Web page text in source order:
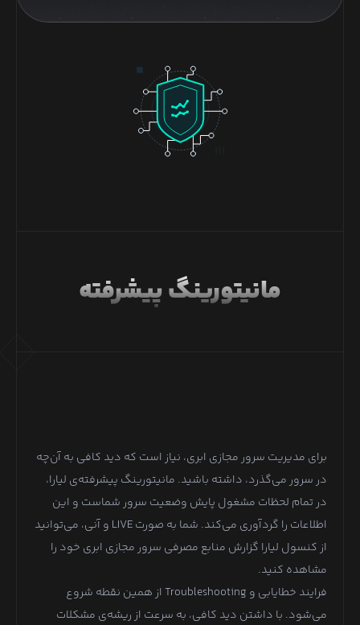
مانیتورینگ پیشرفته
برای مدیریت سرور مجازی ابری، نیاز است که دید کافی به آن‌چه
در سرور می‌گذرد، داشته باشید. مانیتورینگ پیشرفته‌ی لیارا،
در تمام لحظات مشغول پایش وضعیت سرور شماست و این
اطلاعات را گردآوری می‌کند. شما به صورت LIVE و آنی، می‌توانید
از کنسول لیارا گزارش منابع مصرفی سرور مجازی ابری خود را
مشاهده کنید.
فرایند خطایابی و Troubleshooting از همین نقطه شروع
می‌شود. با داشتن دید کافی، به سرعت از ریشه‌ی مشکلات